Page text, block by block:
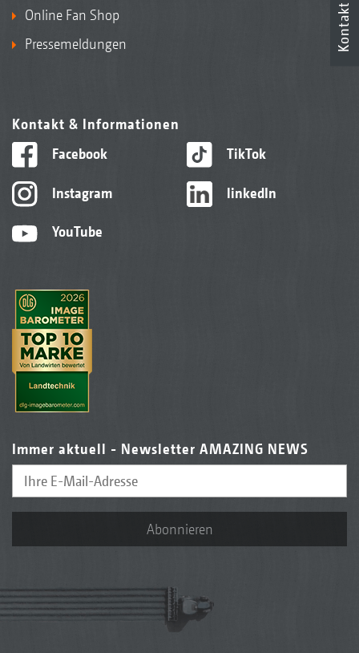
Online Fan Shop
Pressemeldungen
Kontakt & Informationen
Facebook
Instagram
YouTube
TikTok
linkedIn
Immer aktuell - Newsletter AMAZING NEWS
Abonnieren
Kontakt